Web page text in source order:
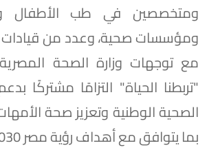
ومتخصصين في طب الأطفال
ومؤسسات صحية، وعدد من قيادات
مع توجهات وزارة الصحة
"تربطنا الحياة" التزامًا مشتركًا
الصحية الوطنية وتعزيز صحة
بما يتوافق مع أهداف رؤية مصر 2030.